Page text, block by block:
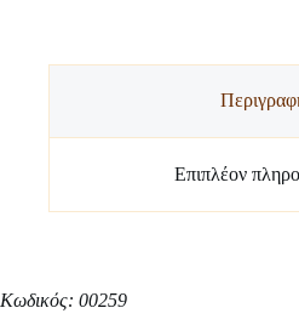
Επιπλέον
Κωδικός: 00259